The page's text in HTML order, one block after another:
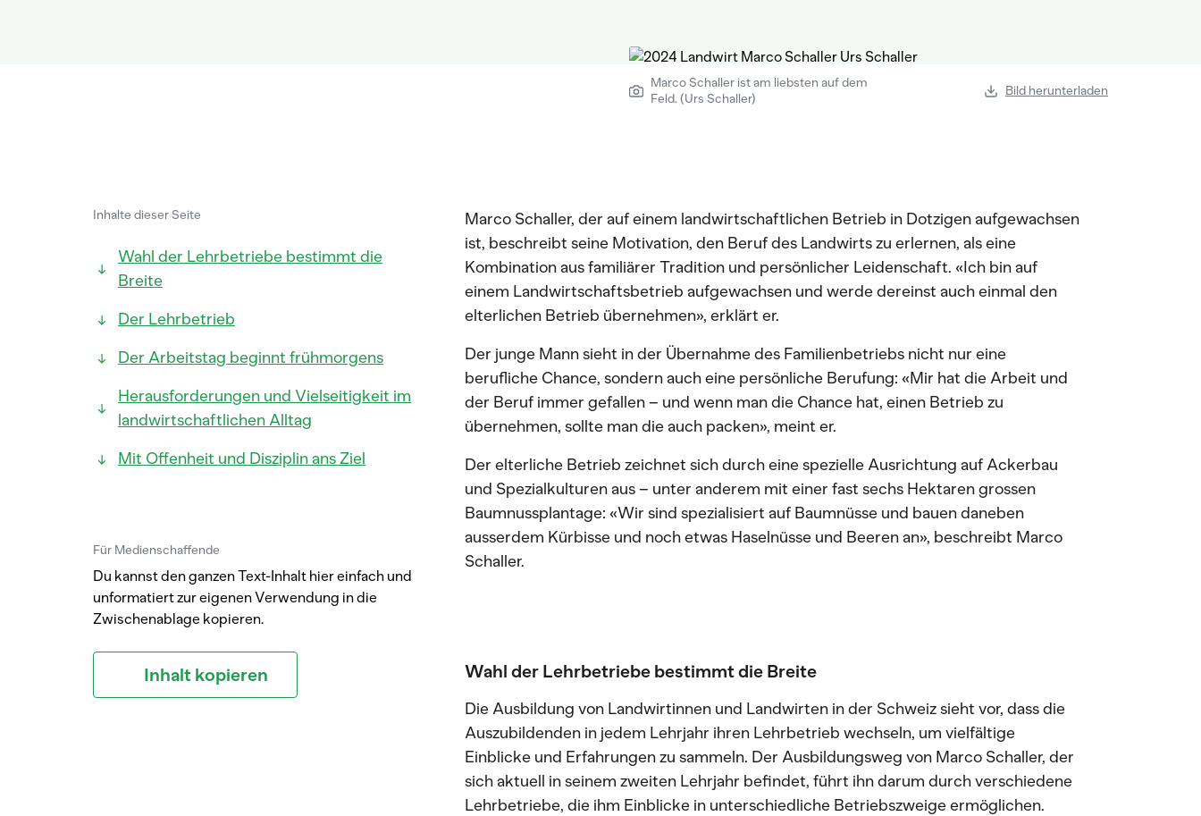
Marco Schaller ist am liebsten auf dem
Feld. (Urs Schaller)
Bild herunterladen
Inhalte dieser Seite
Wahl der Lehrbetriebe bestimmt die
Breite
Der Lehrbetrieb
Der Arbeitstag beginnt frühmorgens
Herausforderungen und Vielseitigkeit im
landwirtschaftlichen Alltag
Mit Offenheit und Disziplin ans Ziel
Für Medienschaffende
Du kannst den ganzen Text-Inhalt hier einfach und
unformatiert zur eigenen Verwendung in die
Zwischenablage kopieren.
Inhalt kopieren
Marco Schaller, der auf einem landwirtschaftlichen Betrieb in Dotzigen aufgewachsen
ist, beschreibt seine Motivation, den Beruf des Landwirts zu erlernen, als eine
Kombination aus familiärer Tradition und persönlicher Leidenschaft. «Ich bin auf
einem Landwirtschaftsbetrieb aufgewachsen und werde dereinst auch einmal den
elterlichen Betrieb übernehmen», erklärt er.
Der junge Mann sieht in der Übernahme des Familienbetriebs nicht nur eine
berufliche Chance, sondern auch eine persönliche Berufung: «Mir hat die Arbeit und
der Beruf immer gefallen – und wenn man die Chance hat, einen Betrieb zu
übernehmen, sollte man die auch packen», meint er.
Der elterliche Betrieb zeichnet sich durch eine spezielle Ausrichtung auf Ackerbau
und Spezialkulturen aus – unter anderem mit einer fast sechs Hektaren grossen
Baumnussplantage: «Wir sind spezialisiert auf Baumnüsse und bauen daneben
ausserdem Kürbisse und noch etwas Haselnüsse und Beeren an», beschreibt Marco
Schaller.
Wahl der Lehrbetriebe bestimmt die Breite
Die Ausbildung von Landwirtinnen und Landwirten in der Schweiz sieht vor, dass die
Auszubildenden in jedem Lehrjahr ihren Lehrbetrieb wechseln, um vielfältige
Einblicke und Erfahrungen zu sammeln. Der Ausbildungsweg von Marco Schaller, der
sich aktuell in seinem zweiten Lehrjahr befindet, führt ihn darum durch verschiedene
Lehrbetriebe, die ihm Einblicke in unterschiedliche Betriebszweige ermöglichen.